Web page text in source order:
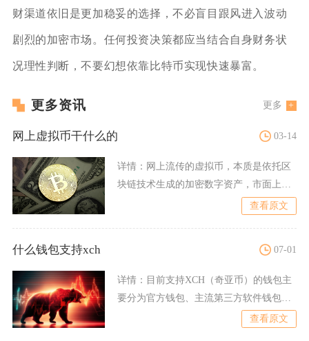
财渠道依旧是更加稳妥的选择，不必盲目跟风进入波动
剧烈的加密市场。任何投资决策都应当结合自身财务状
况理性判断，不要幻想依靠比特币实现快速暴富。
更多资讯 更多
网上虚拟币干什么的 03-14
详情： 网上流传的虚拟币，本质是依托区
块链技术生成的加密数字资产，市面上绝
查看原文
什么钱包支持xch 07-01
详情： 目前支持XCH（奇亚币）的钱包主
要分为官方钱包、主流第三方软件钱包与
查看原文